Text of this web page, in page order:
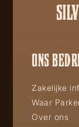
ONS
Zakelijke
Waar
Over ons